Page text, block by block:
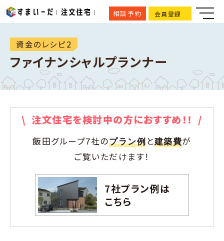
相談予約 会員登録
資金のレシピ2
ファイナンシャルプランナー
\ 注文住宅を検討中の方におすすめ！！ /
飯田グループ7社のプラン例と建築費が
ご覧いただけます！
7社プラン例は
こちら